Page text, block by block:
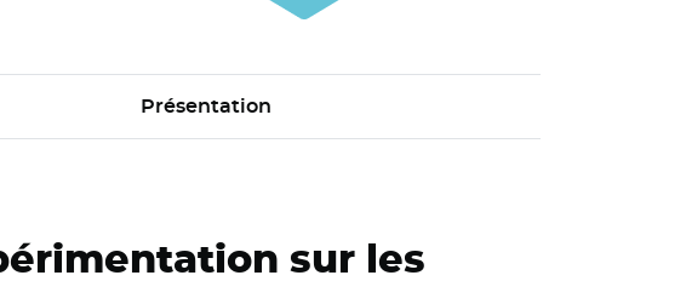
Présentation
sur les